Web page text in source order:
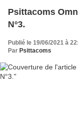
Psittacoms
N°3.
Publié le 19/06/2021 à
Par Psittacoms